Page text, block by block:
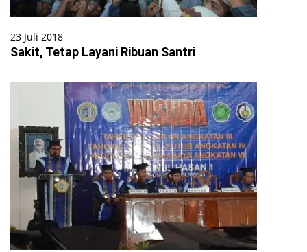
23 Juli 2018
Sakit, Tetap Layani Ribuan Santri